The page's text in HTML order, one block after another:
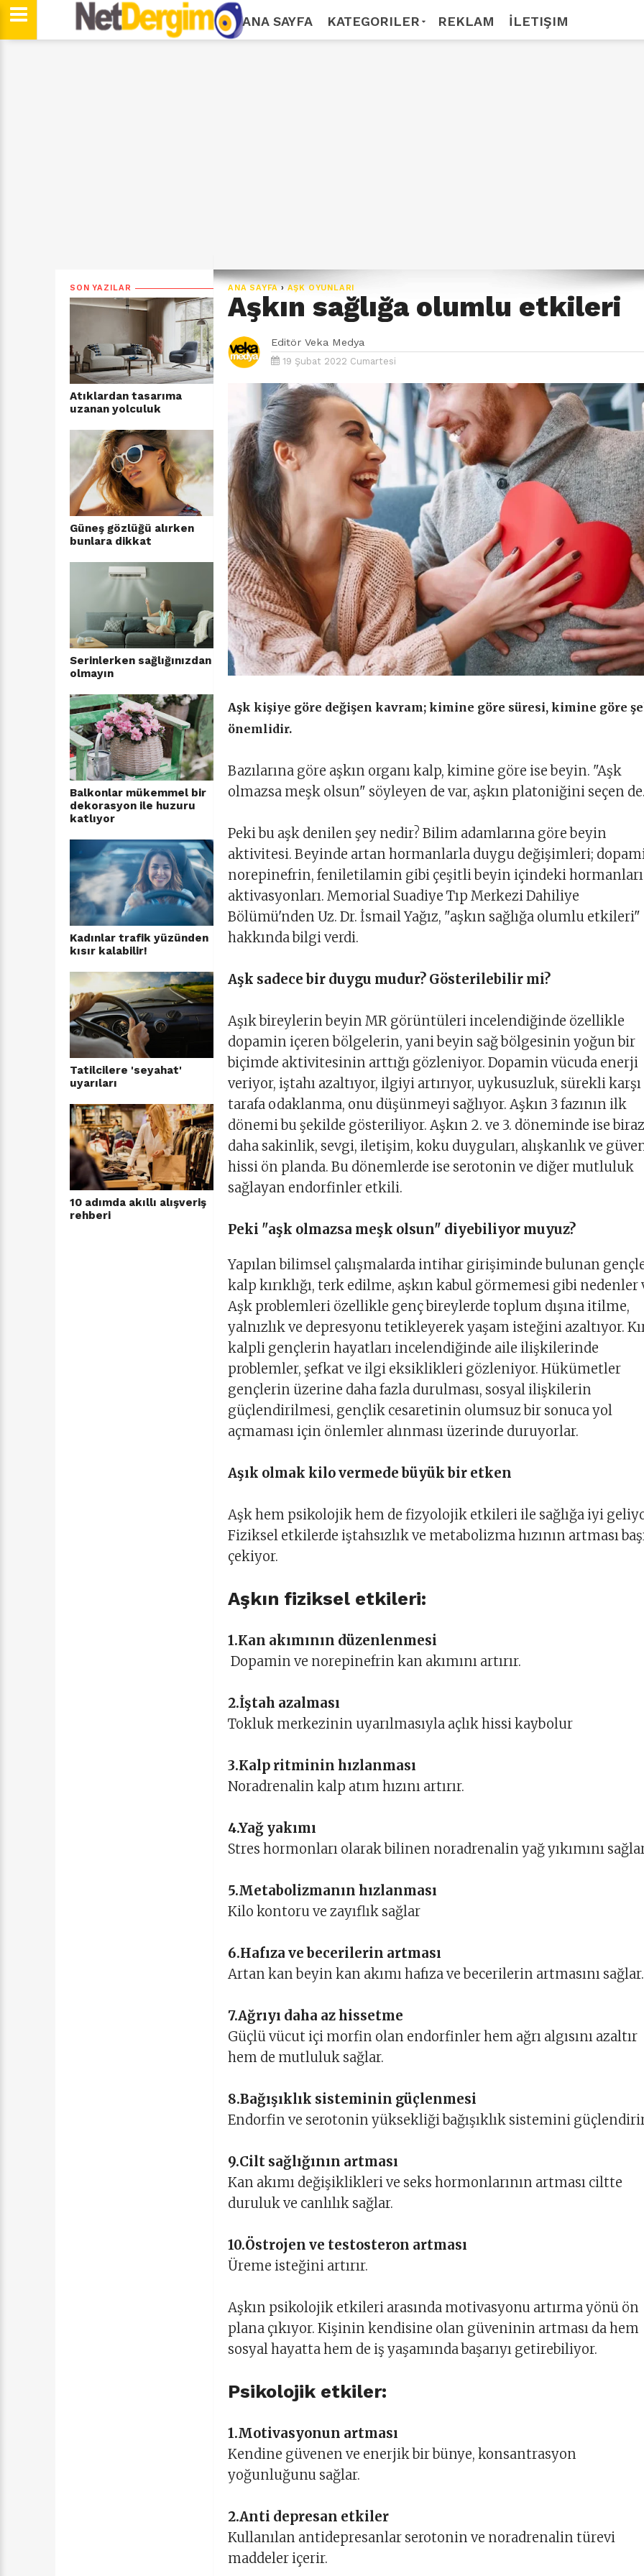
ANA SAYFA KATEGORILER REKLAM İLETIŞIM
SON YAZILAR
Atıklardan tasarıma
uzanan yolculuk
Güneş gözlüğü alırken
bunlara dikkat
Serinlerken sağlığınızdan
olmayın
Balkonlar mükemmel bir
dekorasyon ile huzuru
katlıyor
Kadınlar trafik yüzünden
kısır kalabilir!
Tatilcilere 'seyahat'
uyarıları
10 adımda akıllı alışveriş
rehberi
ANA SAYFA › AŞK OYUNLARI
Aşkın sağlığa olumlu etkileri
Editör Veka Medya
19 Şubat 2022 Cumartesi
Aşk kişiye göre değişen kavram; kimine göre süresi, kimine göre
önemlidir.
Bazılarına göre aşkın organı kalp, kimine göre ise beyin. "Aşk
olmazsa meşk olsun" söyleyen de var, aşkın platoniğini seçen
Peki bu aşk denilen şey nedir? Bilim adamlarına göre beyin
aktivitesi. Beyinde artan hormanlarla duygu değişimleri;
norepinefrin, feniletilamin gibi çeşitli beyin içindeki
aktivasyonları. Memorial Suadiye Tıp Merkezi Dahiliye
Bölümü'nden Uz. Dr. İsmail Yağız, "aşkın sağlığa olumlu etkileri"
hakkında bilgi verdi.
Aşk sadece bir duygu mudur? Gösterilebilir mi?
Aşık bireylerin beyin MR görüntüleri incelendiğinde özellikle
dopamin içeren bölgelerin, yani beyin sağ bölgesinin yoğun bir
biçimde aktivitesinin arttığı gözleniyor. Dopamin vücuda enerji
veriyor, iştahı azaltıyor, ilgiyi artırıyor, uykusuzluk, sürekli karşı
tarafa odaklanma, onu düşünmeyi sağlıyor. Aşkın 3 fazının ilk
dönemi bu şekilde gösteriliyor. Aşkın 2. ve 3. döneminde ise biraz
daha sakinlik, sevgi, iletişim, koku duyguları, alışkanlık ve
hissi ön planda. Bu dönemlerde ise serotonin ve diğer mutluluk
sağlayan endorfinler etkili.
Peki "aşk olmazsa meşk olsun" diyebiliyor muyuz?
Yapılan bilimsel çalışmalarda intihar girişiminde bulunan
kalp kırıklığı, terk edilme, aşkın kabul görmemesi gibi nedenler
Aşk problemleri özellikle genç bireylerde toplum dışına itilme,
yalnızlık ve depresyonu tetikleyerek yaşam isteğini azaltıyor.
kalpli gençlerin hayatları incelendiğinde aile ilişkilerinde
problemler, şefkat ve ilgi eksiklikleri gözleniyor. Hükümetler
gençlerin üzerine daha fazla durulması, sosyal ilişkilerin
güçlendirilmesi, gençlik cesaretinin olumsuz bir sonuca yol
açmaması için önlemler alınması üzerinde duruyorlar.
Aşık olmak kilo vermede büyük bir etken
Aşk hem psikolojik hem de fizyolojik etkileri ile sağlığa iyi
Fiziksel etkilerde iştahsızlık ve metabolizma hızının artması
çekiyor.
Aşkın fiziksel etkileri:
1.Kan akımının düzenlenmesi
Dopamin ve norepinefrin kan akımını artırır.
2.İştah azalması
Tokluk merkezinin uyarılmasıyla açlık hissi kaybolur
3.Kalp ritminin hızlanması
Noradrenalin kalp atım hızını artırır.
4.Yağ yakımı
Stres hormonları olarak bilinen noradrenalin yağ yıkımını
5.Metabolizmanın hızlanması
Kilo kontoru ve zayıflık sağlar
6.Hafıza ve becerilerin artması
Artan kan beyin kan akımı hafıza ve becerilerin artmasını sağlar.
7.Ağrıyı daha az hissetme
Güçlü vücut içi morfin olan endorfinler hem ağrı algısını azaltır
hem de mutluluk sağlar.
8.Bağışıklık sisteminin güçlenmesi
Endorfin ve serotonin yüksekliği bağışıklık sistemini
9.Cilt sağlığının artması
Kan akımı değişiklikleri ve seks hormonlarının artması ciltte
duruluk ve canlılık sağlar.
10.Östrojen ve testosteron artması
Üreme isteğini artırır.
Aşkın psikolojik etkileri arasında motivasyonu artırma yönü ön
plana çıkıyor. Kişinin kendisine olan güveninin artması da hem
sosyal hayatta hem de iş yaşamında başarıyı getirebiliyor.
Psikolojik etkiler:
1.Motivasyonun artması
Kendine güvenen ve enerjik bir bünye, konsantrasyon
yoğunluğunu sağlar.
2.Anti depresan etkiler
Kullanılan antidepresanlar serotonin ve noradrenalin türevi
maddeler içerir.